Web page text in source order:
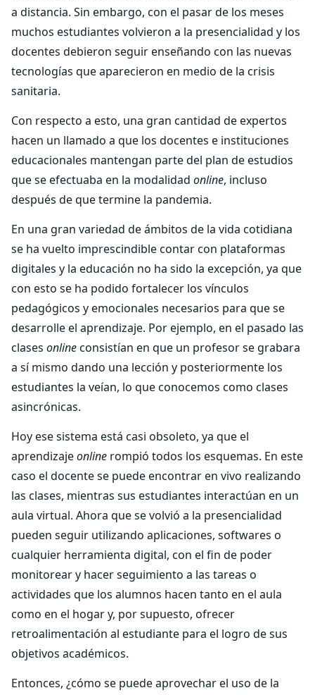
a distancia. Sin embargo, con el pasar de los meses
muchos estudiantes volvieron a la presencialidad y los
docentes debieron seguir enseñando con las nuevas
tecnologías que aparecieron en medio de la crisis
sanitaria.
Con respecto a esto, una gran cantidad de expertos
hacen un llamado a que los docentes e instituciones
educacionales mantengan parte del plan de estudios
que se efectuaba en la modalidad online, incluso
después de que termine la pandemia.
En una gran variedad de ámbitos de la vida cotidiana
se ha vuelto imprescindible contar con plataformas
digitales y la educación no ha sido la excepción, ya que
con esto se ha podido fortalecer los vínculos
pedagógicos y emocionales necesarios para que se
desarrolle el aprendizaje. Por ejemplo, en el pasado las
clases onlineconsistían en que un profesor se grabara
a sí mismo dando una lección y posteriormente los
estudiantes la veían, lo que conocemos como clases
asincrónicas.
Hoy ese sistema está casi obsoleto, ya que el
aprendizajeonline rompió todos los esquemas. En este
caso el docente se puede encontrar en vivo realizando
las clases, mientras sus estudiantes interactúan en un
aula virtual. Ahora que se volvió a la presencialidad
pueden seguir utilizando aplicaciones, softwares o
cualquier herramienta digital, con el fin de poder
monitorear y hacer seguimiento a las tareas o
actividades que los alumnos hacen tanto en el aula
como en el hogar y, por supuesto, ofrecer
retroalimentación al estudiante para el logro de sus
objetivos académicos.
Entonces, ¿cómo se puede aprovechar el uso de la